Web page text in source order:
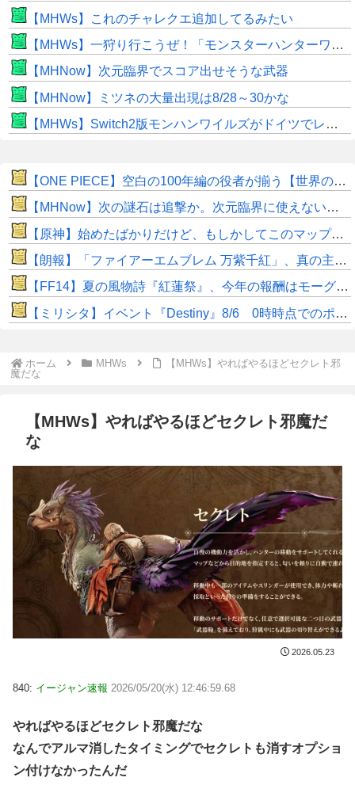
【MHWs】これのチャレクエ追加してるみたい
【MHWs】一狩り行こうぜ！「モンスターハンターワイルズ 序盤体験版」を8月5日（水）より配信！
【MHNow】次元臨界でスコア出せそうな武器
【MHNow】ミツネの大量出現は8/28～30かな
【MHWs】Switch2版モンハンワイルズがドイツでレーティングされる！9月のサードダイレクトで発表か！？
【ONE PIECE】空白の100年編の役者が揃う【世界の真実】
【MHNow】次の謎石は追撃か。次元臨界に使えない時点で闘気活性以下のスキルだわ
【原神】始めたばかりだけど、もしかしてこのマップ全部行けるの⁉
【朗報】「ファイアーエムブレム 万紫千紅」、真の主人公マイユニはキャラメイク可能ｗｗ
【FF14】夏の風物詩『紅蓮祭』、今年の報酬はモーグリ特大マウント！ヒカセン達の評価はいかに？「水着や浴衣などのかわいいオシャレ装備が良かった」との声も
【ミリシタ】イベント『Destiny』8/6 0時時点でのポイント、ハイスコアのボーダー
ホーム MHWs
【MHWs】やればやるほどセクレト邪
魔だな
【MHWs】やればやるほどセクレト邪魔だ
な
2026.05.23
840: イージャン速報 2026/05/20(水) 12:46:59.68
やればやるほどセクレト邪魔だな
なんでアルマ消したタイミングでセクレトも消すオプショ
ン付けなかったんだ